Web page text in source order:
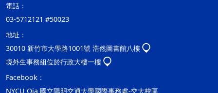
電話：
03-5712121 #50023
地址：
30010 新竹市大學路1001號 浩然圖書館八樓
境外生事務組位於行政大樓一樓
Facebook：
NYCU Oia 國立陽明交通大學國際事務處-交大校區